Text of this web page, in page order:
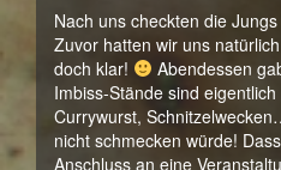
Nach uns checkten die
Zuvor hatten wir uns
doch klar!
Abendessen
Imbiss-Stände sind
Currywurst,
nicht schmecken würde!
Anschluss an eine